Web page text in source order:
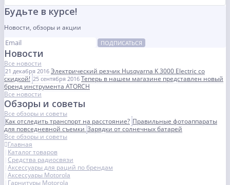
Будьте в курсе!
Новости, обзоры и акции
ПОДПИСАТЬСЯ
Новости
Все новости
21 декабря 2016 Электрический резчик Husqvarna K 3000 Electric со
скидкой! 25 сентября 2016 Теперь в нашем магазине представлен новый
бренд инструмента ATORCH
Все новости
Обзоры и советы
Все обзоры и советы
Как отследить транспорт на расстояние? Правильные фотоаппараты
для повседневной съемкиЗарядки от солнечных батарей
Все обзоры и советы
Главная
Каталог товаров
Средства радиосвязи
Аксессуары для раций по брендам
Аксессуары Motorola
Гарнитуры Motorola